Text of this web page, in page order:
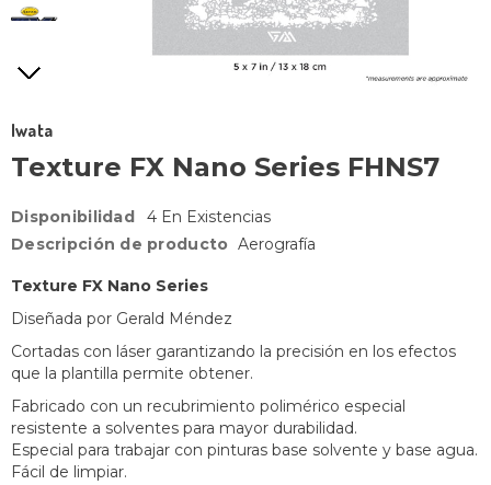
Iwata
Texture FX Nano Series FHNS7
Disponibilidad
4 En Existencias
Descripción de producto Aerografía
Texture FX Nano Series
Diseñada por Gerald Méndez
Cortadas con láser garantizando la precisión en los efectos
que la plantilla permite obtener.
Fabricado con un recubrimiento polimérico especial
resistente a solventes para mayor durabilidad.
Especial para trabajar con pinturas base solvente y base agua.
Fácil de limpiar.